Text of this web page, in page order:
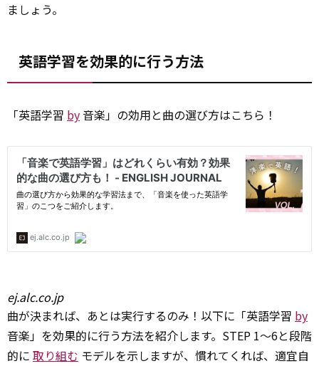
ましょう。
英語学習を効果的に行う方法
「英語学習 by音楽」の効用と曲の選び方はこちら！
ej.alc.co.jp
曲が決まれば、あとは実行するのみ！以下に「英語学習 by
音楽」を効果的に行う方法を紹介します。STEP 1～6と段階
的に 取り組む モデルを示しますが、慣れてくれば、適宜自